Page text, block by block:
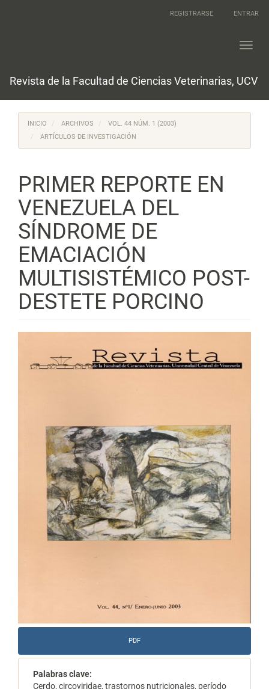
REGISTRARSE ENTRAR
Revista de la Facultad de Ciencias Veterinarias, UCV
INICIO ARCHIVOS
VOL. 44 NÚM. 1 (2003)
ARTÍCULOS DE INVESTIGACIÓN
PRIMER REPORTE EN
VENEZUELA DEL
SÍNDROME DE
EMACIACIÓN
MULTISISTÉMICO POST-
DESTETE PORCINO
lateral
PDF
Palabras clave:
Cerdo, circoviridae, trastornos nutricionales, período